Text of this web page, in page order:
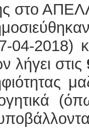
στο
04-2018)
λήγει στις